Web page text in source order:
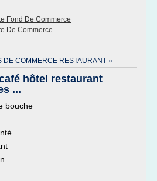
Fond De Commerce
De Commerce
DE COMMERCE RESTAURANT »
hôtel restaurant
...
bouche